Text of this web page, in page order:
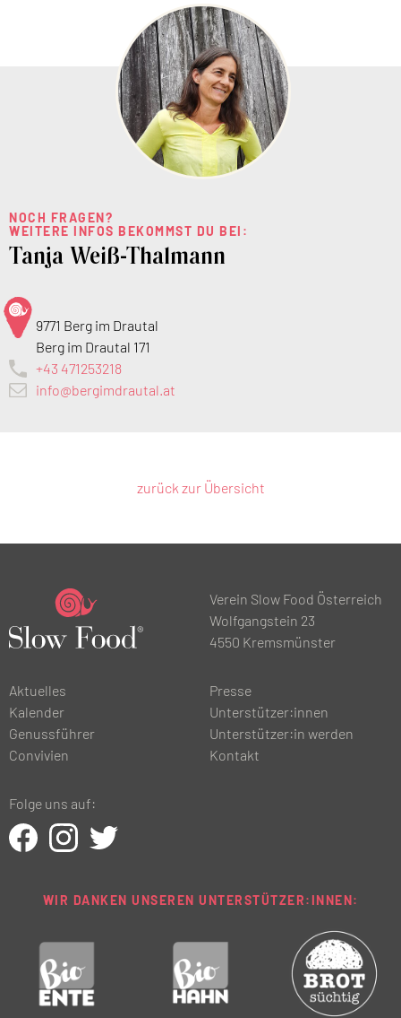
NOCH FRAGEN?
WEITERE INFOS BEKOMMST DU BEI:
Tanja Weiß-Thalmann
9771 Berg im Drautal
Berg im Drautal 171
+43 471253218
info@bergimdrautal.at
zurück zur Übersicht
Verein Slow Food Österreich
Wolfgangstein 23
4550 Kremsmünster
Aktuelles
Kalender
Genussführer
Convivien
Presse
Unterstützer:innen
Unterstützer:in werden
Kontakt
Folge uns auf:
WIR DANKEN UNSEREN UNTERSTÜTZER:INNEN: